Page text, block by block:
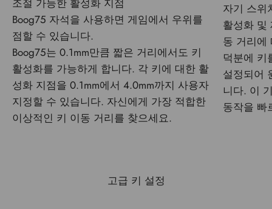
Boog75 자석을 사용하면 게임에서 우위를
점할 수 있습니다.
Boog75는 0.1mm만큼 짧은 거리에서도 키
활성화를 가능하게 합니다. 각 키에 대한 활
성화 지점을 0.1mm에서 4.0mm까지 사용자
지정할 수 있습니다. 자신에게 가장 적합한
이상적인 키 이동 거리를 찾으세요.
자기 스위
활성화 및
동 거리에
덕분에 키
설정되어
니다. 이
동작을 빠
고급 키 설정